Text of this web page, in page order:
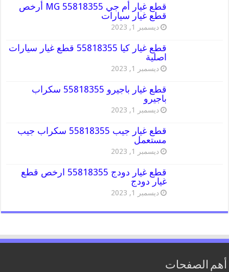
قطع غيار أم جي MG 55818355 أرخص
قطع غيار سيارات
ديسمبر 1, 2023
قطع غيار كيا 55818355 قطع غيار سيارات
اصلية
ديسمبر 1, 2023
قطع غيار باجيرو 55818355 سكراب
باجيرو
ديسمبر 1, 2023
قطع غيار جيب 55818355 سكراب جيب
مستعمل
ديسمبر 1, 2023
قطع غيار دودج 55818355 ارخص قطع
غيار دودج
ديسمبر 1, 2023
أهم الصفحات